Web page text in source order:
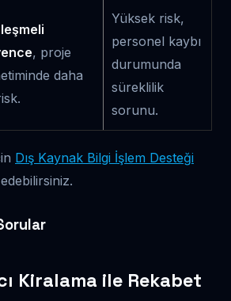
, proje
daha
Yüksek risk,
personel kaybı
durumunda
süreklilik
sorunu.
Dış Kaynak Bilgi İşlem Desteği
Kiralama ile Rekabet